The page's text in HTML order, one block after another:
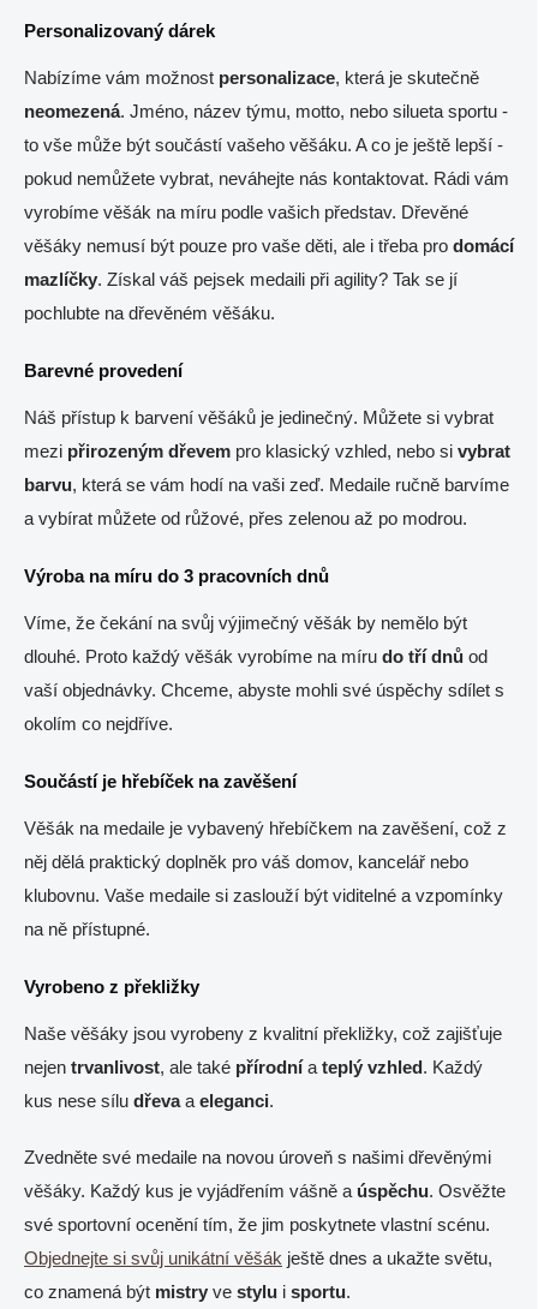
Personalizovaný dárek
Nabízíme vám možnost personalizace, která je skutečně
neomezená. Jméno, název týmu, motto, nebo silueta sportu -
to vše může být součástí vašeho věšáku. A co je ještě lepší -
pokud nemůžete vybrat, neváhejte nás kontaktovat. Rádi vám
vyrobíme věšák na míru podle vašich představ. Dřevěné
věšáky nemusí být pouze pro vaše děti, ale i třeba pro domácí
mazlíčky. Získal váš pejsek medaili při agility? Tak se jí
pochlubte na dřevěném věšáku.
Barevné provedení
Náš přístup k barvení věšáků je jedinečný. Můžete si vybrat
mezi přirozeným dřevem pro klasický vzhled, nebo si vybrat
barvu, která se vám hodí na vaši zeď. Medaile ručně barvíme
a vybírat můžete od růžové, přes zelenou až po modrou.
Výroba na míru do 3 pracovních dnů
Víme, že čekání na svůj výjimečný věšák by nemělo být
dlouhé. Proto každý věšák vyrobíme na míru do tří dnů od
vaší objednávky. Chceme, abyste mohli své úspěchy sdílet s
okolím co nejdříve.
Součástí je hřebíček na zavěšení
Věšák na medaile je vybavený hřebíčkem na zavěšení, což z
něj dělá praktický doplněk pro váš domov, kancelář nebo
klubovnu. Vaše medaile si zaslouží být viditelné a vzpomínky
na ně přístupné.
Vyrobeno z překližky
Naše věšáky jsou vyrobeny z kvalitní překližky, což zajišťuje
nejen trvanlivost, ale také přírodní a teplý vzhled . Každý
kus nese sílu dřevaa eleganci.
Zvedněte své medaile na novou úroveň s našimi dřevěnými
věšáky. Každý kus je vyjádřením vášně a úspěchu. Osvěžte
své sportovní ocenění tím, že jim poskytnete vlastní scénu.
Objednejte si svůj unikátní věšák ještě dnes a ukažte světu,
co znamená být mistry ve stylu i sportu.